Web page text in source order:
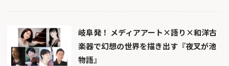
岐阜発！ メディアアート×語り×和洋古
楽器で幻想の世界を描き出す『夜叉が池
物語』